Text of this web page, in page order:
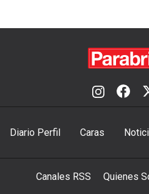
Diario Perfil Caras
Canales RSS Quienes